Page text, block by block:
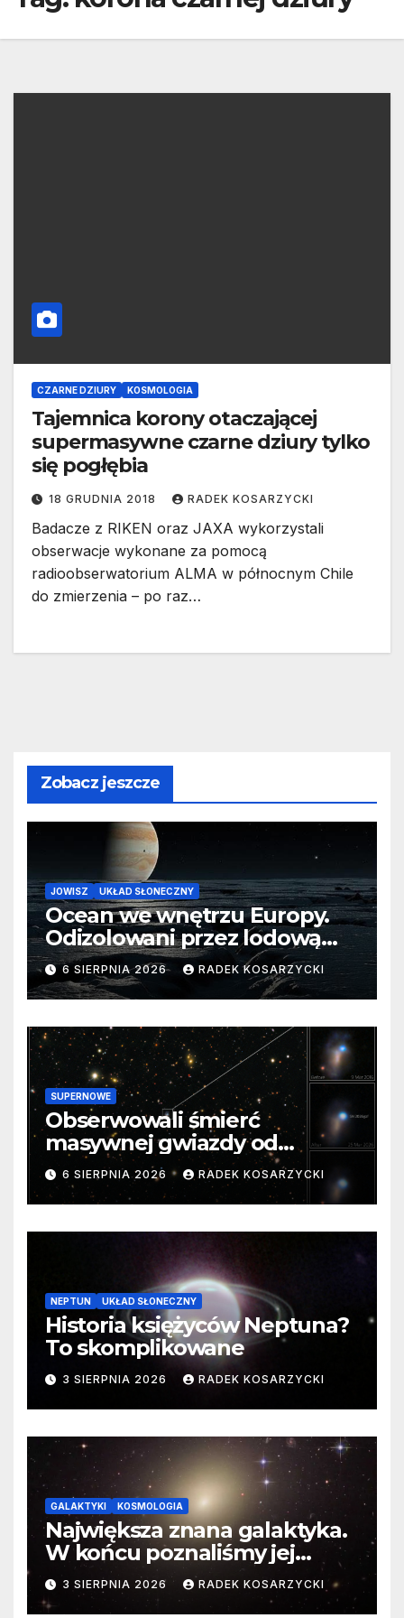
CZARNE DZIURY KOSMOLOGIA
Tajemnica korony otaczającej
supermasywne czarne dziury tylko
się pogłębia
18 GRUDNIA 2018 RADEK KOSARZYCKI
Badacze z RIKEN oraz JAXA wykorzystali
obserwacje wykonane za pomocą
radioobserwatorium ALMA w północnym Chile
do zmierzenia – po raz…
Zobacz jeszcze
JOWISZ UKŁAD SŁONECZNY
Ocean we wnętrzu Europy.
Odizolowani przez lodową
barierę
6 SIERPNIA 2026 RADEK KOSARZYCKI
SUPERNOWE
Obserwowali śmierć
masywnej gwiazdy od
samego początku. Niezwykle
cenne dane
6 SIERPNIA 2026 RADEK KOSARZYCKI
NEPTUN UKŁAD SŁONECZNY
Historia księżyców Neptuna?
To skomplikowane
3 SIERPNIA 2026 RADEK KOSARZYCKI
GALAKTYKI KOSMOLOGIA
Największa znana galaktyka.
W końcu poznaliśmy jej
faktyczne wymiary
3 SIERPNIA 2026 RADEK KOSARZYCKI